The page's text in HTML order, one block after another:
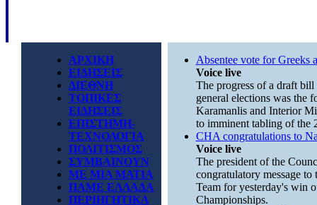
ΑΡΧΙΚΗ
ΕΙΔΗΣΕΙΣ
ΔΙΕΘΝΗ
ΤΟΠΙΚΕΣ
ΕΙΔΗΣΕΙΣ
ΕΠΙΣΤΗΜΗ-
ΤΕΧΝΟΛΟΓΙΑ
ΠΟΛΙΤΙΣΜΟΣ
ΣΥΜΒΑΙΝΟΥΝ
ΜΕ ΜΙΑ ΜΑΤΙΑ
ΠΑΜΕ ΕΛΛΑΔΑ
ΠΕΡΙΗΓΗΤΙΚΑ
Absentee vote for Greeks
Voice live
The progress of a draft
general elections was the
Karamanlis and Interior
to imminent tabling of the
CHA congratulations to
Voice live
The president of the
congratulatory message
Team for yesterday's win
Championships.